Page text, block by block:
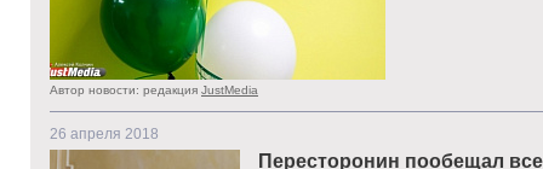
Автор новости: редакция JustMedia
26 апреля 2018
Пересторонин пообещал